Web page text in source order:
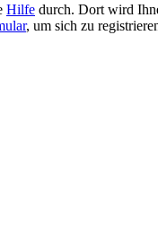
Hilfe durch. Dort wird
, um sich zu